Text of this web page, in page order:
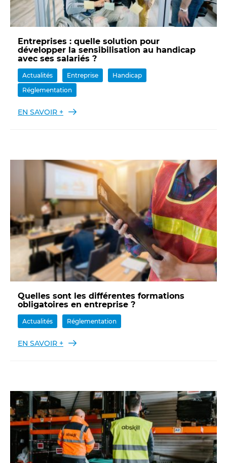
Entreprises : quelle solution pour
développer la sensibilisation au handicap
avec ses salariés ?
Actualités Entreprise
Handicap
Réglementation
EN SAVOIR +
Quelles sont les différentes formations
obligatoires en entreprise ?
Actualités Réglementation
EN SAVOIR +